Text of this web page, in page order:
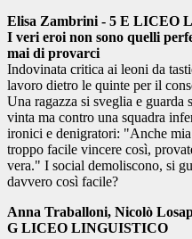
Elisa Zambrini - 5 E LICEO
I veri eroi non sono quelli
mai di provarci
Indovinata critica ai leoni da
lavoro dietro le quinte per il
Una ragazza si sveglia e guarda
vinta ma contro una squadra
ironici e denigratori: "Anche
troppo facile vincere così,
vera." I social demoliscono, si
davvero così facile?
Anna Traballoni, Nicolò
G LICEO LINGUISTICO